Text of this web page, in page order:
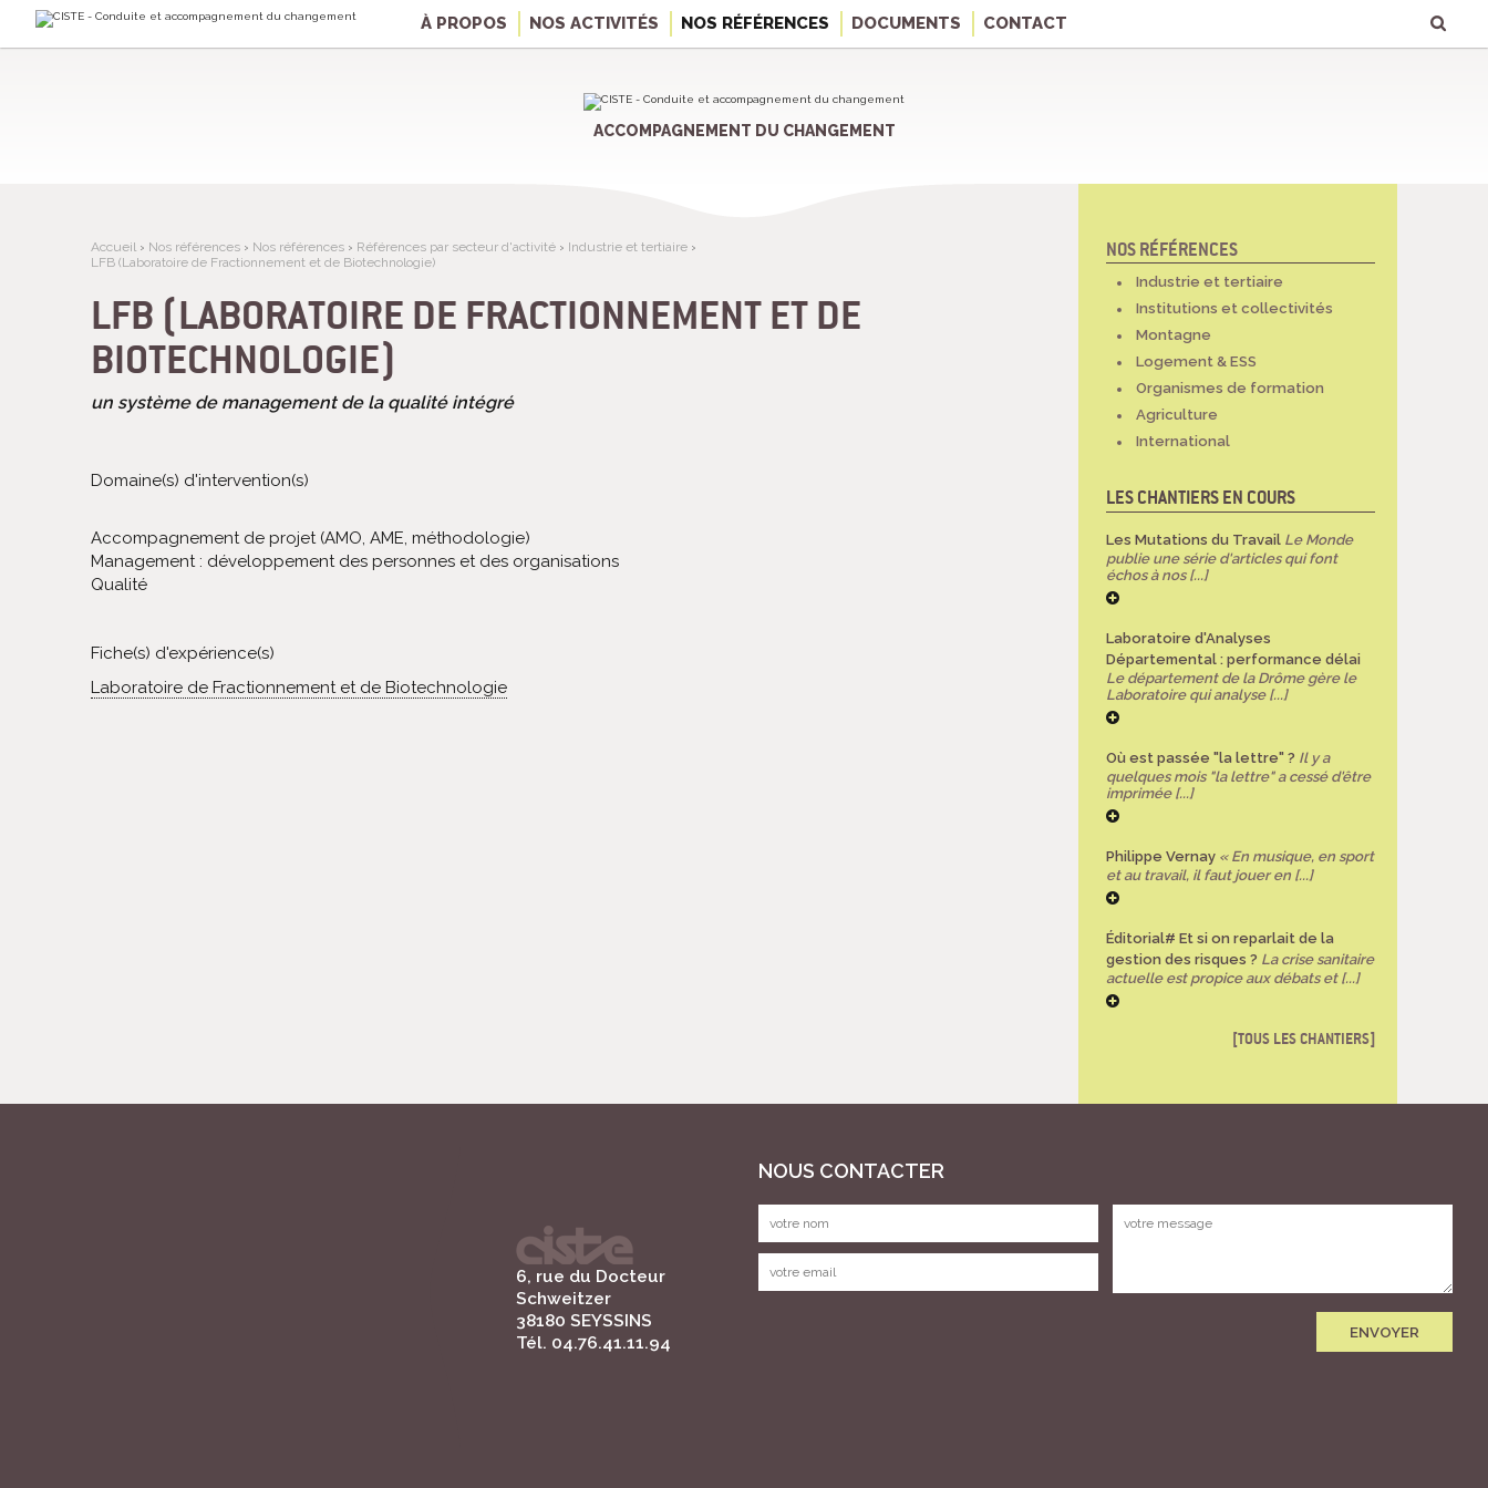
au
contenu.
personnels
À PROPOS NOS ACTIVITÉS NOS RÉFÉRENCES DOCUMENTS CONTACT
ACCOMPAGNEMENT DU CHANGEMENT
Accueil › Nos références › Nos références › Références par secteur d'activité › Industrie et tertiaire ›
LFB (Laboratoire de Fractionnement et de Biotechnologie)
LFB (LABORATOIRE DE FRACTIONNEMENT ET DE
BIOTECHNOLOGIE)
un système de management de la qualité intégré
Domaine(s) d'intervention(s)
Accompagnement de projet (AMO, AME, méthodologie)
Management : développement des personnes et des organisations
Qualité
Fiche(s) d'expérience(s)
Laboratoire de Fractionnement et de Biotechnologie
NAVIGATION
NOS RÉFÉRENCES
Industrie et tertiaire
Institutions et collectivités
Montagne
Logement & ESS
Organismes de formation
Agriculture
International
LES CHANTIERS EN COURS
Les Mutations du Travail Le Monde
publie une série d'articles qui font
échos à nos [...]
Laboratoire d'Analyses
Départemental : performance délai
Le département de la Drôme gère le
Laboratoire qui analyse [...]
Où est passée "la lettre" ? Il y a
quelques mois "la lettre" a cessé d'être
imprimée [...]
Philippe Vernay « En musique, en sport
et au travail, il faut jouer en [...]
Éditorial# Et si on reparlait de la
gestion des risques ? La crise sanitaire
actuelle est propice aux débats et [...]
TOUS LES CHANTIERS
NOUS CONTACTER
6, rue du Docteur
Schweitzer
38180 SEYSSINS
Tél. 04.76.41.11.94